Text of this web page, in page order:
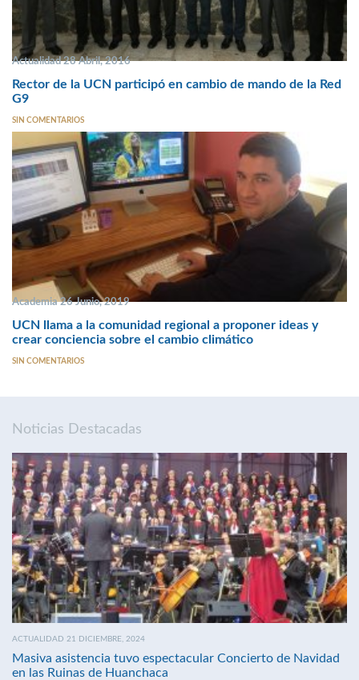
Actualidad 28 Abril, 2016
Rector de la UCN participó en cambio de mando de la Red
G9
SIN COMENTARIOS
Academia 26 Junio, 2019
UCN llama a la comunidad regional a proponer ideas y
crear conciencia sobre el cambio climático
SIN COMENTARIOS
Noticias Destacadas
ACTUALIDAD 21 DICIEMBRE, 2024
Masiva asistencia tuvo espectacular Concierto de Navidad
en las Ruinas de Huanchaca